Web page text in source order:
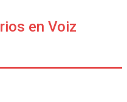
en Voiz